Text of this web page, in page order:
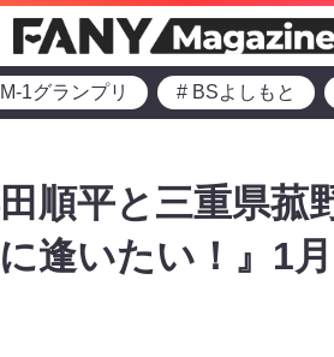
1グランプリ # BSよしもと
順平と三重県菰
逢いたい！』1